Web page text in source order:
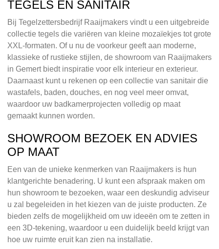
TEGELS EN SANITAIR
Bij Tegelzettersbedrijf Raaijmakers vindt u een uitgebreide
collectie tegels die variëren van kleine mozaïekjes tot grote
XXL-formaten. Of u nu de voorkeur geeft aan moderne,
klassieke of rustieke stijlen, de showroom van Raaijmakers
in Gemert biedt inspiratie voor elk interieur en exterieur.
Daarnaast kunt u rekenen op een collectie van sanitair die
wastafels, baden, douches, en nog veel meer omvat,
waardoor uw badkamerprojecten volledig op maat
gemaakt kunnen worden.
SHOWROOM BEZOEK EN ADVIES
OP MAAT
Een van de unieke kenmerken van Raaijmakers is hun
klantgerichte benadering. U kunt een afspraak maken om
hun showroom te bezoeken, waar een deskundig adviseur
u zal begeleiden in het kiezen van de juiste producten. Ze
bieden zelfs de mogelijkheid om uw ideeën om te zetten in
een 3D-tekening, waardoor u een duidelijk beeld krijgt van
hoe uw ruimte eruit kan zien na installatie.